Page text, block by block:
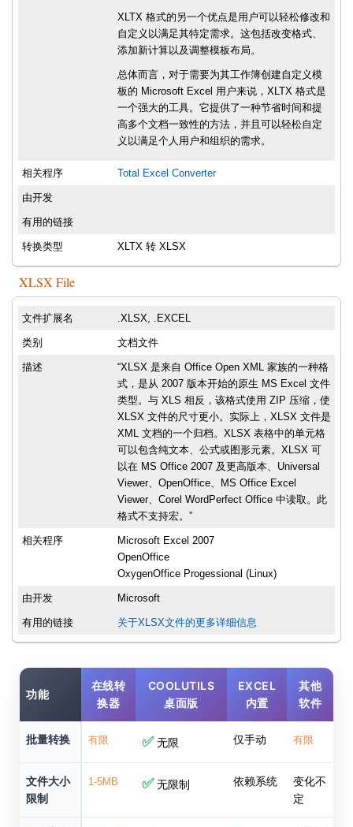
XLTX 格式的另一个优点是用户可以轻松修改和
自定义以满足其特定需求。这包括改变格式、
添加新计算以及调整模板布局。
总体而言，对于需要为其工作簿创建自定义模
板的 Microsoft Excel 用户来说，XLTX 格式是
一个强大的工具。它提供了一种节省时间和提
高多个文档一致性的方法，并且可以轻松自定
义以满足个人用户和组织的需求。
相关程序 Total Excel Converter
由开发
有用的链接
转换类型 XLTX 转 XLSX
XLSX File
文件扩展名 .XLSX, .EXCEL
类别 文档文件
描述
“XLSX 是来自 Office Open XML 家族的一种格
式，是从 2007 版本开始的原生 MS Excel 文件
类型。与 XLS 相反，该格式使用 ZIP 压缩，使
XLSX 文件的尺寸更小。实际上，XLSX 文件是
XML 文档的一个归档。XLSX 表格中的单元格
可以包含纯文本、公式或图形元素。XLSX 可
以在 MS Office 2007 及更高版本、Universal
Viewer、OpenOffice、MS Office Excel
Viewer、Corel WordPerfect Office 中读取。此
格式不支持宏。”
相关程序
Microsoft Excel 2007
OpenOffice
OxygenOffice Progessional (Linux)
由开发 Microsoft
有用的链接 关于XLSX文件的更多详细信息
功能
在线转
换器
COOLUTILS
桌面版
EXCEL
内置
其他
软件
批量转换 有限 ✅无限 仅手动 有限
文件大小
限制
1-5MB ✅无限制 依赖系统
变化不
定